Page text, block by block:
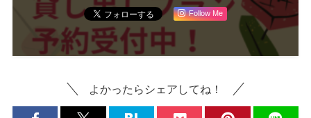
Follow Me
よかったらシェアしてね！